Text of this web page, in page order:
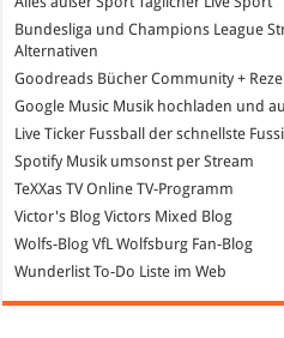
Bundesliga und Champions League
Alternativen
Goodreads Bücher Community +
Google Music Musik hochladen und
Live Ticker Fussball
der schnellste
SpotifyMusik umsonst per Stream
TeXXas TVOnline TV-Programm
Victor's Blog Victors Mixed Blog
Wolfs-Blog VfL Wolfsburg Fan-Blog
WunderlistTo-Do Liste im Web